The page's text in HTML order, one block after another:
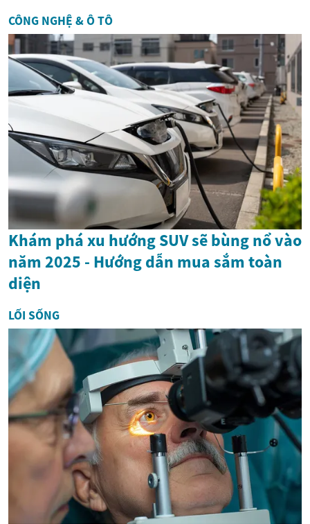
CÔNG NGHỆ & Ô TÔ
Khám phá xu hướng SUV sẽ bùng nổ vào
năm 2025 - Hướng dẫn mua sắm toàn
diện
LỐI SỐNG